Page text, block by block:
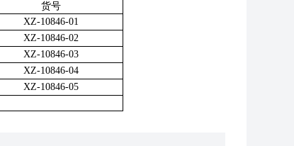
货号
XZ-10846-01
XZ-10846-02
XZ-10846-03
XZ-10846-04
XZ-10846-05